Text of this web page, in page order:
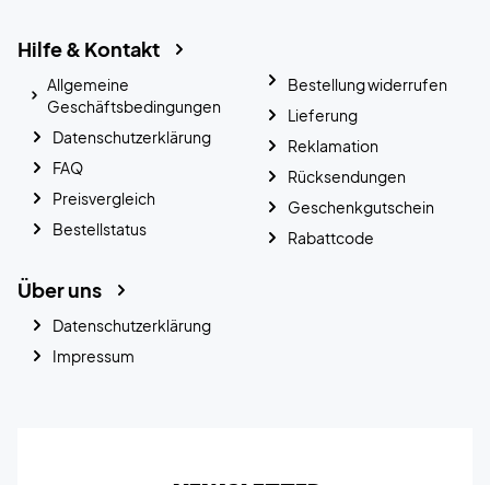
Hilfe & Kontakt
Allgemeine
Geschäftsbedingungen
Datenschutzerklärung
FAQ
Preisvergleich
Bestellstatus
Bestellung widerrufen
Lieferung
Reklamation
Rücksendungen
Geschenkgutschein
Rabattcode
Über uns
Datenschutzerklärung
Impressum